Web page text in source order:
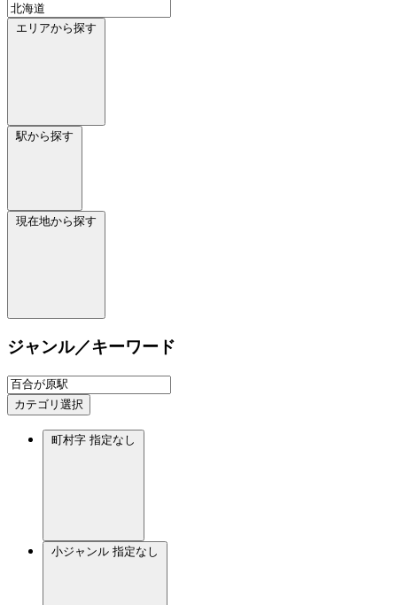
エリアから探す
駅から探す
現在地から探す
ジャンル／キーワード
カテゴリ選択
町村字 指定なし
小ジャンル 指定なし